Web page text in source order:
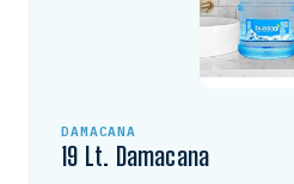
DAMACANA
19 Lt. Damacana